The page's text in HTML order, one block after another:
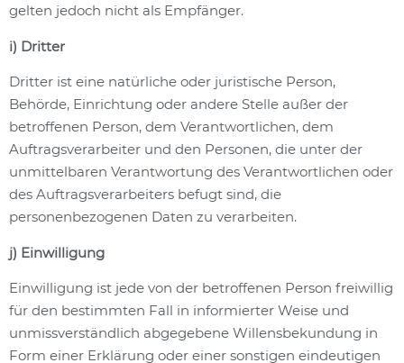
gelten jedoch nicht als Empfänger.
i) Dritter
Dritter ist eine natürliche oder juristische Person,
Behörde, Einrichtung oder andere Stelle außer der
betroffenen Person, dem Verantwortlichen, dem
Auftragsverarbeiter und den Personen, die unter der
unmittelbaren Verantwortung des Verantwortlichen oder
des Auftragsverarbeiters befugt sind, die
personenbezogenen Daten zu verarbeiten.
j) Einwilligung
Einwilligung ist jede von der betroffenen Person freiwillig
für den bestimmten Fall in informierter Weise und
unmissverständlich abgegebene Willensbekundung in
Form einer Erklärung oder einer sonstigen eindeutigen